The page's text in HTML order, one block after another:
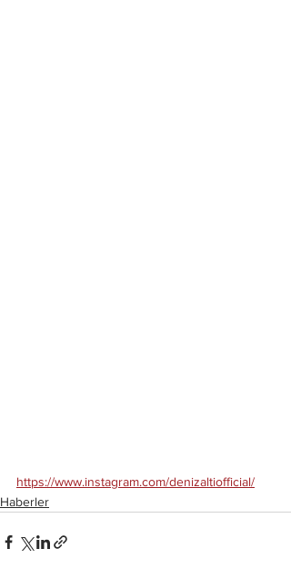
https://www.instagram.com/denizaltiofficial/
Haberler